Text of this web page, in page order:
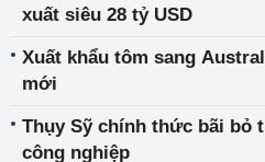
xuất siêu 28 tỷ USD
Xuất khẩu tôm sang
mới
Thụy Sỹ chính thức bãi bỏ
công nghiệp